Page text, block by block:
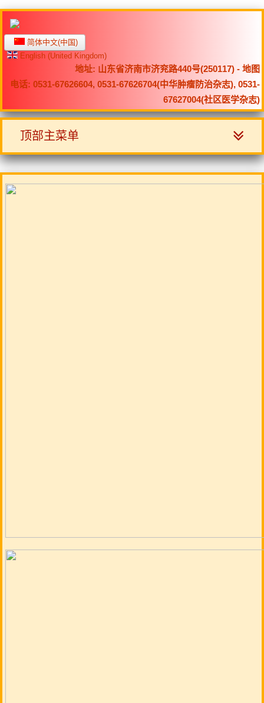
简体中文(中国)
English (United Kingdom)
地址: 山东省济南市济兖路440号(250117) - 地图
电话: 0531-67626604, 0531-67626704(中华肿瘤防治杂志), 0531-
67627004(社区医学杂志)
顶部主菜单